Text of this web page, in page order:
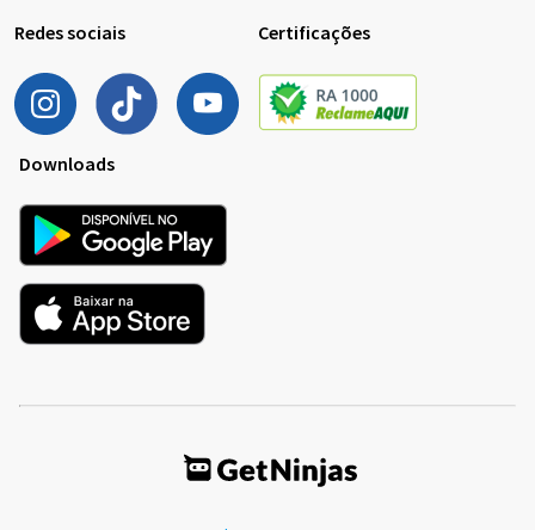
Redes sociais Certificações
Downloads